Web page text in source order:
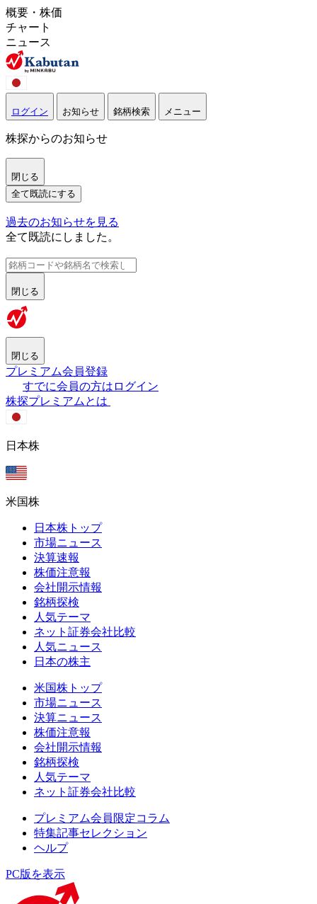
概要・株価
チャート
ニュース
ログイン お知らせ 銘柄検索 メニュー
株探からのお知らせ
閉じる
全て既読にする
過去のお知らせを見る
全て既読にしました。
閉じる
閉じる
プレミアム会員登録
すでに会員の方はログイン
株探プレミアムとは
日本株
米国株
日本株トップ
市場ニュース
決算速報
株価注意報
会社開示情報
銘柄探検
人気テーマ
ネット証券会社比較
人気ニュース
日本の株主
米国株トップ
市場ニュース
決算ニュース
株価注意報
会社開示情報
銘柄探検
人気テーマ
ネット証券会社比較
プレミアム会員限定コラム
特集記事セレクション
ヘルプ
PC版を表示